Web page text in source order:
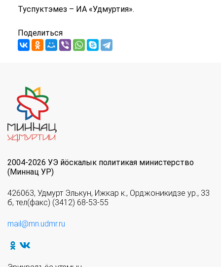
Туспуктэмез – ИА «Удмуртия».
Поделиться
2004-2026 УЭ йöскалык политикая министерство
(Миннац УР)
426063, Удмурт Элькун, Ижкар к., Орджоникидзе ур., 33
б, тел(факс) (3412) 68-53-55
mail@mn.udmr.ru